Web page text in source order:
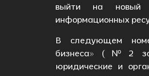
выйти на новый
информационных
В следующем
бизнеса» (№2 за
юридические и